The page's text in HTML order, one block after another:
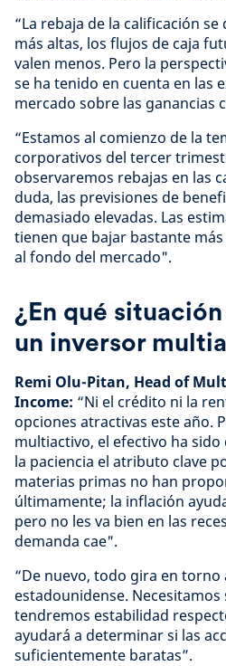
“La rebaja de la calificación se
más altas, los flujos de caja
valen menos. Pero la
se ha tenido en cuenta en las
mercado sobre las ganancias
“Estamos al comienzo de la
corporativos del tercer
observaremos rebajas en las
duda, las previsiones de
demasiado elevadas. Las
tienen que bajar bastante
al fondo del mercado".
¿En qué
un inversor
Remi Olu-Pitan, Head of
Income: “Ni el crédito ni la
opciones atractivas este año.
multiactivo, el efectivo ha
la paciencia el atributo clave
materias primas no han
últimamente; la inflación
pero no les va bien en las
demanda cae".
“De nuevo, todo gira en torno
estadounidense. Necesitamos
tendremos estabilidad
ayudará a determinar si las
suficientemente baratas”.